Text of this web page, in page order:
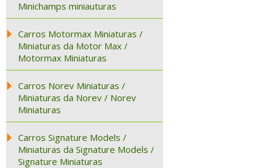
Minichamps miniauturas
Carros Motormax Miniaturas /
Miniaturas da Motor Max /
Motormax Miniaturas
Carros Norev Miniaturas /
Miniaturas da Norev / Norev
Miniaturas
Carros Signature Models /
Miniaturas da Signature Models /
Signature Miniaturas